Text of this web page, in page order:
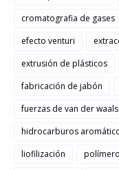
cromatografia de gases
efecto venturi
extrusión de plásticos
fabricación de jabón
fuerzas de van der waals
hidrocarburos
liofilización